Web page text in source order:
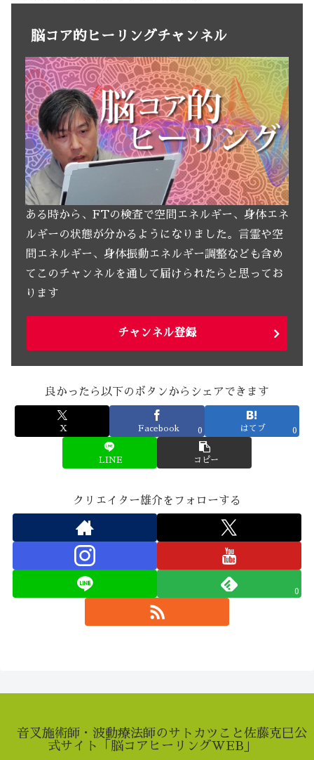
脳コア的ヒーリングチャンネル
ある時から、FTの検査で空間エネルギー、身体エネ
ルギーの状態が分かるようになりました。言霊や空
間エネルギー、身体振動エネルギー調整なども含め
てこのチャンネルを通して届けられたらと思ってお
ります
チャンネル登録
良かったら以下のボタンからシェアできます
X Facebook 0 はてブ 0
LINE コピー
クリエイター雄介をフォローする
0
音叉施術師・波動療法師のサトカツこと佐藤克巳公
式サイト「脳コアヒーリングWEB」